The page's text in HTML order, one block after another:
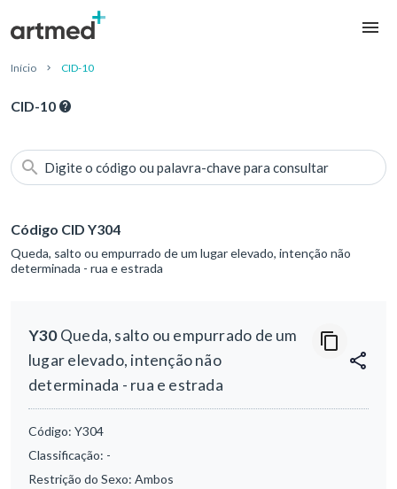
Início CID-10
CID-10
Digite o código ou palavra-chave para consultar
Código CID Y304
Queda, salto ou empurrado de um lugar elevado, intenção não
determinada - rua e estrada
Y30Queda, salto ou empurrado de um
lugar elevado, intenção não
determinada - rua e estrada
Código: Y304
Classificação: -
Restrição do Sexo: Ambos